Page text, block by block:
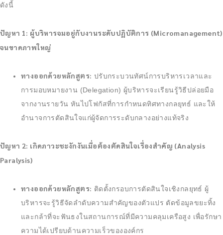
ดังนี้
ปัญหา 1: ผู้บริหารจมอยู่กับงานระดับปฏิบัติการ (Micromanagement)
จนขาดภาพใหญ่
ทางออกด้วยหลักสูตร: ปรับกระบวนทัศน์การบริหารเวลาและ
การมอบหมายงาน (Delegation) ผู้บริหารจะเรียนรู้วิธีปล่อยมือ
จากงานรายวัน หันไปโฟกัสที่การกำหนดทิศทางกลยุทธ์ และให้
อำนาจการตัดสินใจแก่ผู้จัดการระดับกลางอย่างแท้จริง
ปัญหา 2: เกิดภาวะชะงักงันเมื่อต้องตัดสินใจเรื่องสำคัญ (Analysis
Paralysis)
ทางออกด้วยหลักสูตร: ติดตั้งกรอบการตัดสินใจเชิงกลยุทธ์ ผู้
บริหารจะรู้วิธีจัดลำดับความสำคัญของตัวแปร ตัดข้อมูลขยะทิ้ง
และกล้าที่จะฟันธงในสถานการณ์ที่มีความคลุมเครือสูง เพื่อรักษา
ความได้เปรียบด้านความเร็วขององค์กร